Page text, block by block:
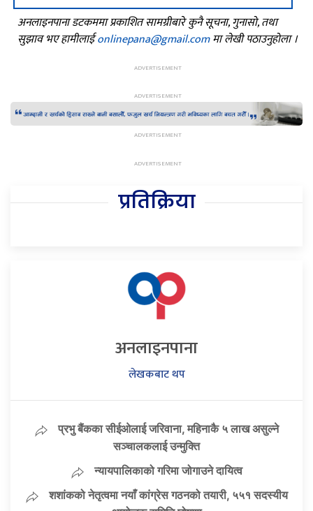
अनलाइनपाना डटकममा प्रकाशित सामग्रीबारे कुनै सूचना, गुनासो, तथा
सुझाव भए हामीलाईonlinepana@gmail.comमा लेखी पठाउनुहोला ।
प्रतिक्रिया
अनलाइनपाना
लेखकबाट थप
प्रभु बैंकका सीईओलाई जरिवाना, महिनाकै ५ लाख असुल्ने
सञ्चालकलाई उन्मुक्ति
न्यायपालिकाको गरिमा जोगाउने दायित्व
शशांकको नेतृत्वमा नयाँ कांग्रेस गठनको तयारी, ५५१ सदस्यीय